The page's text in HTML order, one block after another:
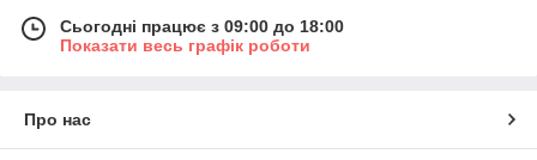
Сьогодні працює з 09:00 до 18:00
Показати весь графік роботи
Про нас